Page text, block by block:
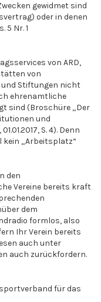
gewidmet sind
oder in denen
5 Nr. 1
von ARD,
von
und Stiftungen nicht
ehrenamtliche
sind (Broschüre „Der
und
S. 4). Denn
kein „Arbeitsplatz“
den
Vereine bereits kraft
dem
formlos, also
Ihr Verein bereits
auch unter
auch zurückfordern.
für das